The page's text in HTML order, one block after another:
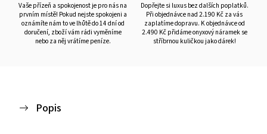
Vaše přízeň a spokojenost je pro nás na
prvním místě! Pokud nejste spokojeni a
oznámíte nám to ve lhůtě do 14 dní od
doručení, zboží vám rádi vyměníme
nebo za něj vrátíme peníze.
Dopřejte si luxus bez dalších poplatků.
Při objednávce nad 2.190 Kč za vás
zaplatíme dopravu. K objednávce od
2.490 Kč přidáme onyxový náramek se
stříbrnou kuličkou jako dárek!
Popis